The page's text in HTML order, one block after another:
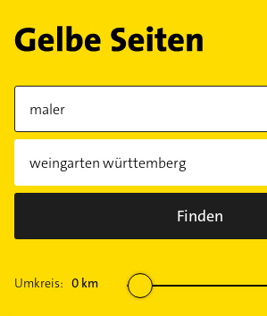
Finden
Umkreis: 0 km